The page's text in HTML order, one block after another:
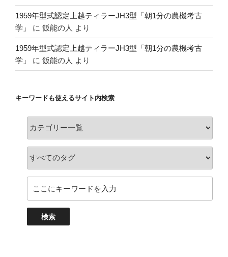
1959年型式認定上越ティラーJH3型「朝1分の農機考古
学」
に 飯能の人 より
1959年型式認定上越ティラーJH3型「朝1分の農機考古
学」
に 飯能の人 より
キーワードも使えるサイト内検索